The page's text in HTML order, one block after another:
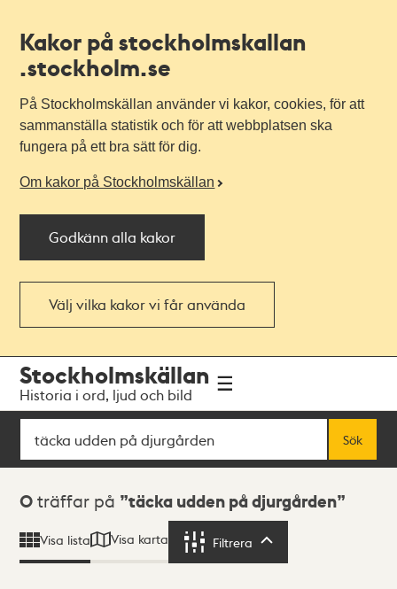
Kakor på stockholmskallan
.stockholm.se
På Stockholmskällan använder vi kakor, cookies, för att
sammanställa statistik och för att webbplatsen ska
fungera på ett bra sätt för dig.
Om kakor på Stockholmskällan
Godkänn alla kakor
Välj vilka kakor vi får använda
navigationen
huvudinnehållet
Stockholmskällan
Historia i ord, ljud och bild
Sök
Sök
Sökresultat
0 träffar på täcka udden på djurgården
Visa lista Visa karta Filtrera